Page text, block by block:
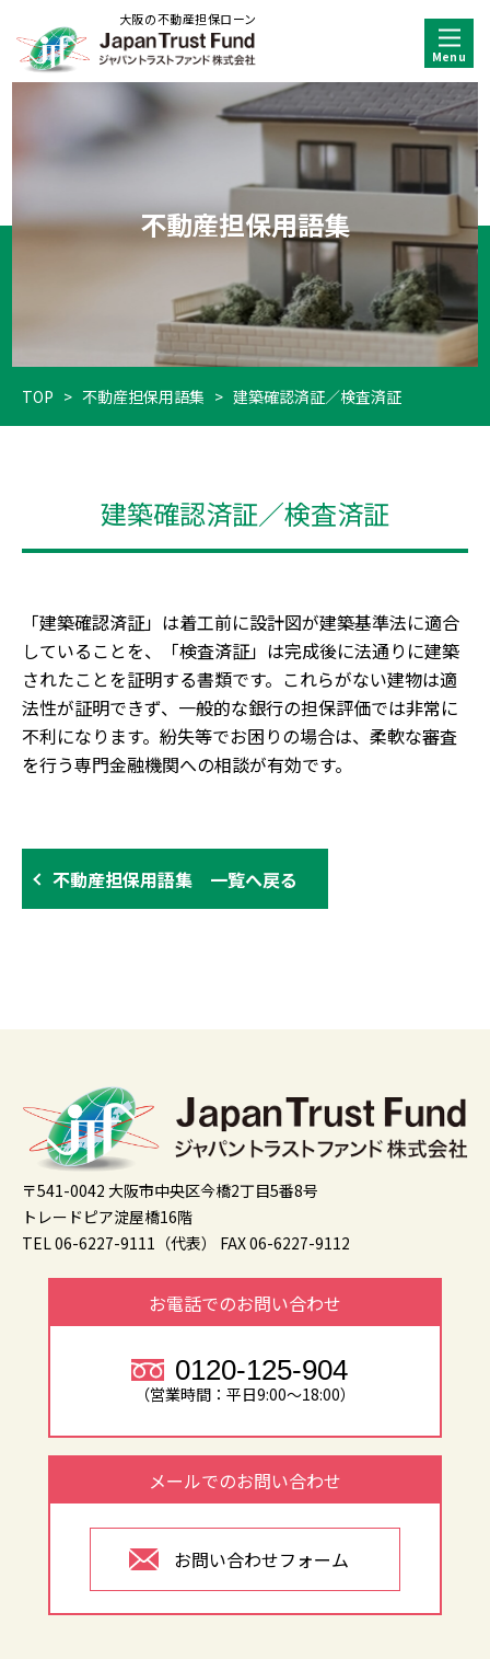
大阪の不動産担保ローン
不動産担保用語集
TOP > 不動産担保用語集 > 建築確認済証／検査済証
建築確認済証／検査済証
「建築確認済証」は着工前に設計図が建築基準法に適合
していることを、「検査済証」は完成後に法通りに建築
されたことを証明する書類です。これらがない建物は適
法性が証明できず、一般的な銀行の担保評価では非常に
不利になります。紛失等でお困りの場合は、柔軟な審査
を行う専門金融機関への相談が有効です。
不動産担保用語集 一覧へ戻る
〒541-0042 大阪市中央区今橋2丁目5番8号
トレードピア淀屋橋16階
TEL 06-6227-9111（代表）
FAX 06-6227-9112
お電話でのお問い合わせ
0120-125-904
（営業時間：平日9:00～18:00）
メールでのお問い合わせ
お問い合わせフォーム